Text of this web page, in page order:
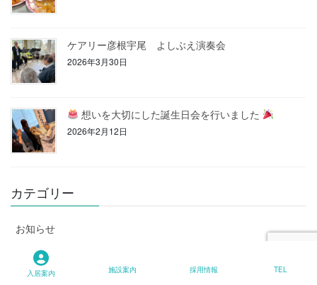
ケアリー彦根宇尾 よしぶえ演奏会
2026年3月30日
想いを大切にした誕生日会を行いました
2026年2月12日
カテゴリー
お知らせ
イベント
入居案内 施設案内 採用情報 TEL